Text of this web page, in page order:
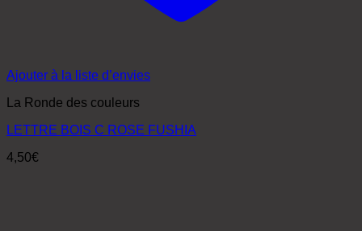
Ajouter à la liste d’envies
La Ronde des couleurs
LETTRE BOIS C ROSE FUSHIA
4,50€